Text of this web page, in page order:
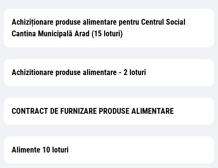
Achiziționare produse alimentare pentru Centrul Social
Cantina Municipală Arad (15 loturi)
Achizitionare produse alimentare - 2 loturi
CONTRACT DE FURNIZARE PRODUSE ALIMENTARE
Alimente 10 loturi